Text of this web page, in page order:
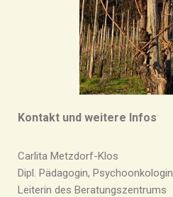
Kontakt und weitere Infos
Carlita Metzdorf-Klos
Dipl. Pädagogin, Psychoonkologin
Leiterin des Beratungszentrums